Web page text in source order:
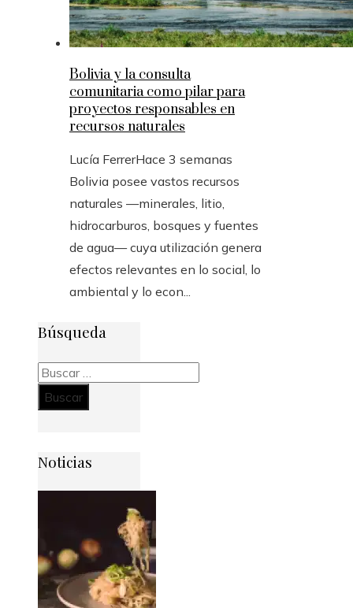
Bolivia y la consulta
comunitaria como pilar para
proyectos responsables en
recursos naturales
Lucía FerrerHace 3 semanas
Bolivia posee vastos recursos
naturales —minerales, litio,
hidrocarburos, bosques y fuentes
de agua— cuya utilización genera
efectos relevantes en lo social, lo
ambiental y lo econ...
Búsqueda
Buscar:
Noticias